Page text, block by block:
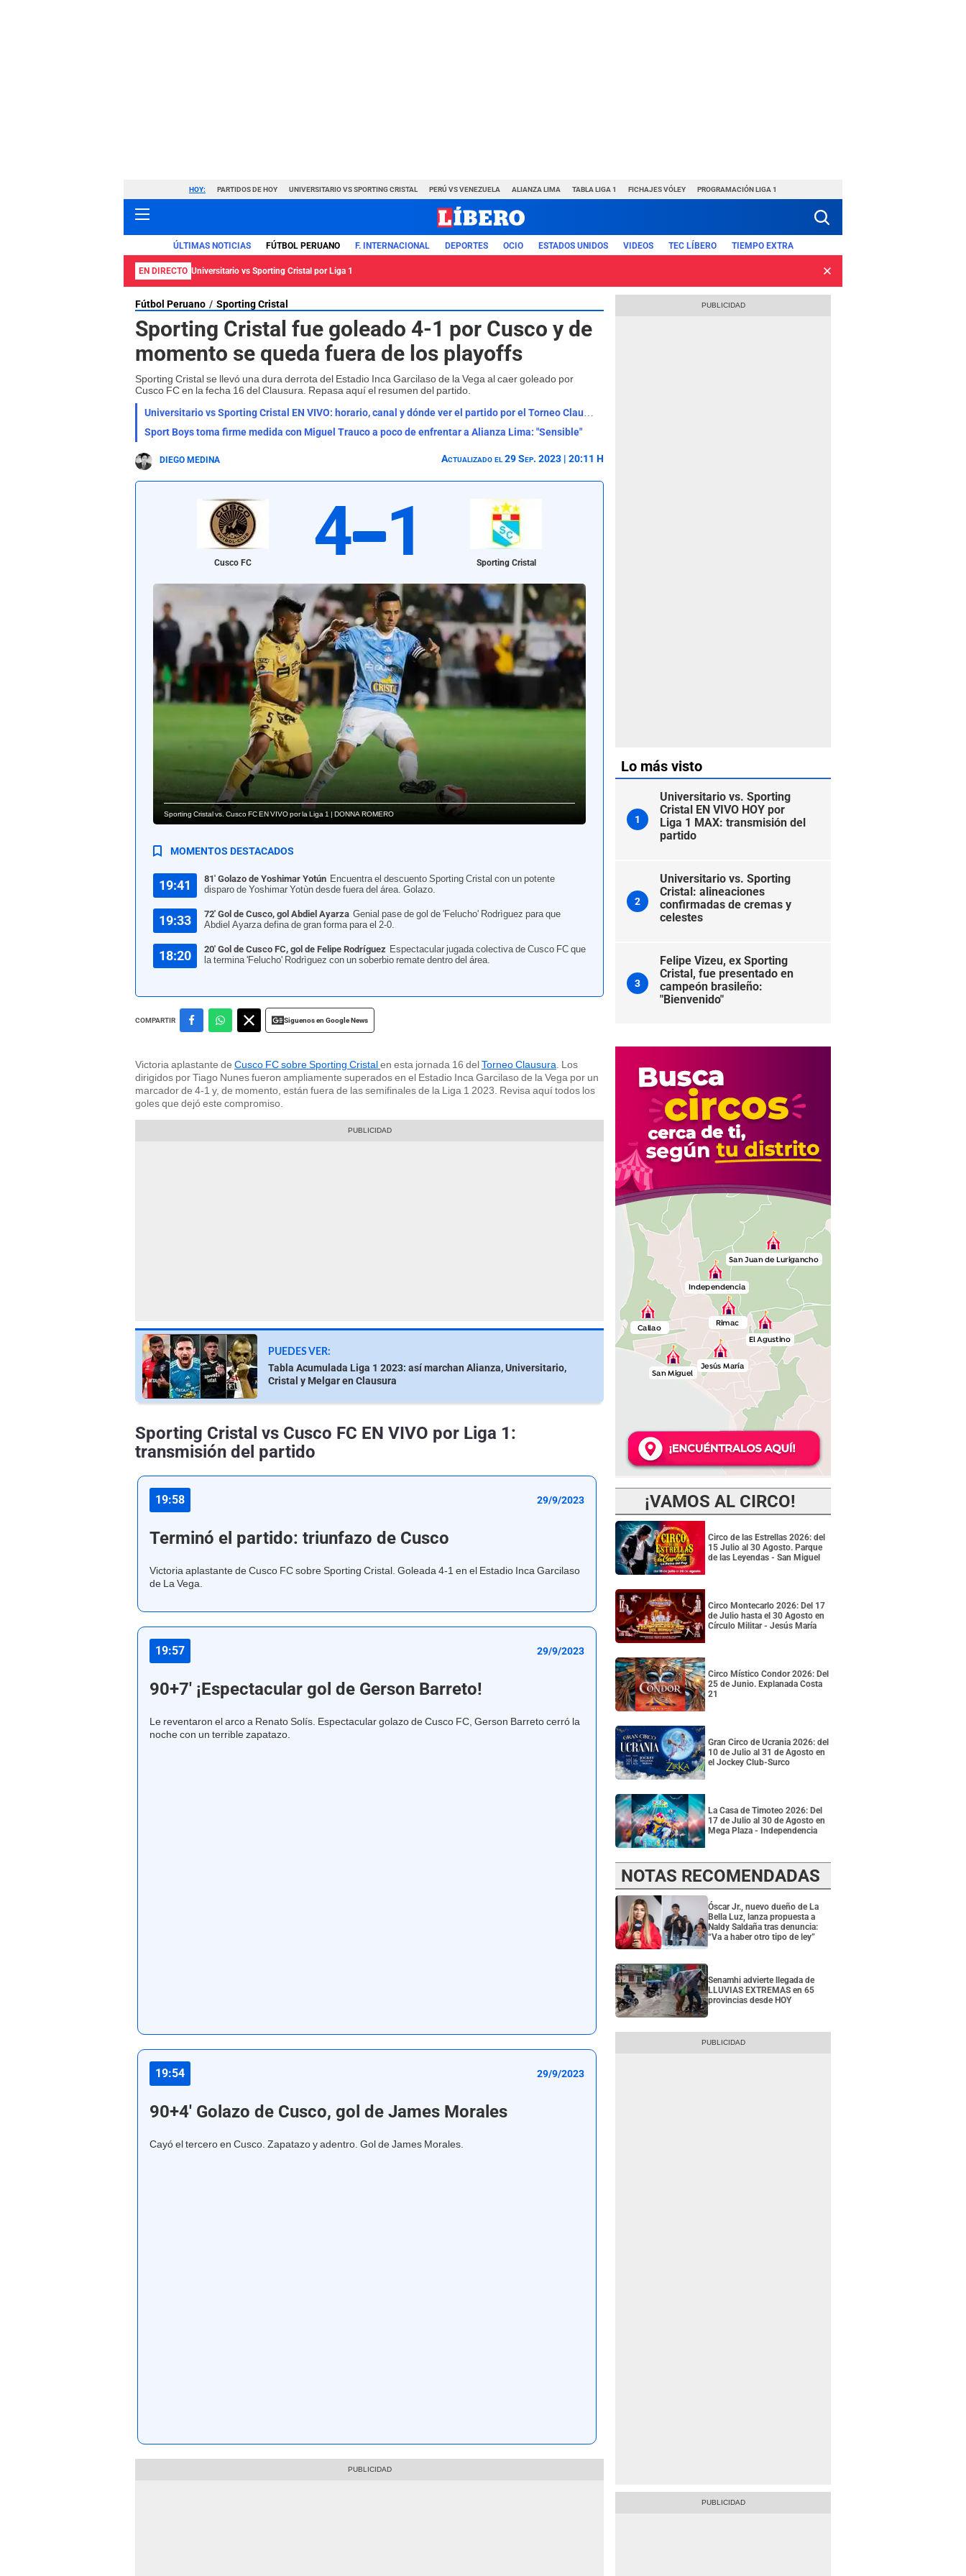
HOY: PARTIDOS DE HOY UNIVERSITARIO VS SPORTING CRISTAL PERÚ VS VENEZUELA ALIANZA LIMA TABLA LIGA 1 FICHAJES VÓLEY PROGRAMACIÓN LIGA 1
ÚLTIMAS NOTICIAS FÚTBOL PERUANO F. INTERNACIONAL DEPORTES OCIO ESTADOS UNIDOS VIDEOS TEC LÍBERO TIEMPO EXTRA
EN DIRECTO Universitario vs Sporting Cristal por Liga 1
Fútbol Peruano Sporting Cristal
Sporting Cristal fue goleado 4-1 por Cusco y de
momento se queda fuera de los playoffs
Sporting Cristal se llevó una dura derrota del Estadio Inca Garcilaso de la Vega al caer goleado por
Cusco FC en la fecha 16 del Clausura. Repasa aquí el resumen del partido.
Universitario vs Sporting Cristal EN VIVO: horario, canal y dónde ver el partido por el Torneo Clausura
Sport Boys toma firme medida con Miguel Trauco a poco de enfrentar a Alianza Lima: "Sensible"
DIEGO MEDINA Actualizado el 29 Sep. 2023 | 20:11 H
Cusco FC 4 1 Sporting Cristal
Sporting Cristal vs. Cusco FC EN VIVO por la Liga 1 | DONNA ROMERO
MOMENTOS DESTACADOS
19:41 81' Golazo de Yoshimar Yotún Encuentra el descuento Sporting Cristal con un potente
disparo de Yoshimar Yotùn desde fuera del área. Golazo.
19:33 72' Gol de Cusco, gol Abdiel Ayarza Genial pase de gol de 'Felucho' Rodrìguez para que
Abdiel Ayarza defina de gran forma para el 2-0.
18:20 20' Gol de Cusco FC, gol de Felipe Rodríguez Espectacular jugada colectiva de Cusco FC que
la termina 'Felucho' Rodrìguez con un soberbio remate dentro del área.
COMPARTIR Siguenos en Google News
Victoria aplastante de Cusco FC sobre Sporting Cristalen esta jornada 16 delTorneo Clausura. Los
dirigidos por Tiago Nunes fueron ampliamente superados en el Estadio Inca Garcilaso de la Vega por un
marcador de 4-1 y, de momento, están fuera de las semifinales de la Liga 1 2023. Revisa aquí todos los
goles que dejó este compromiso.
PUEDES VER:
Tabla Acumulada Liga 1 2023: así marchan Alianza, Universitario,
Cristal y Melgar en Clausura
Sporting Cristal vs Cusco FC EN VIVO por Liga 1:
transmisión del partido
19:58 29/9/2023
Terminó el partido: triunfazo de Cusco
Victoria aplastante de Cusco FC sobre Sporting Cristal. Goleada 4-1 en el Estadio Inca Garcilaso
de La Vega.
19:57 29/9/2023
90+7' ¡Espectacular gol de Gerson Barreto!
Le reventaron el arco a Renato Solís. Espectacular golazo de Cusco FC, Gerson Barreto cerró la
noche con un terrible zapatazo.
19:54 29/9/2023
90+4' Golazo de Cusco, gol de James Morales
Cayó el tercero en Cusco. Zapatazo y adentro. Gol de James Morales.
Lo más visto
1
Universitario vs. Sporting
Cristal EN VIVO HOY por
Liga 1 MAX: transmisión del
partido
2
Universitario vs. Sporting
Cristal: alineaciones
confirmadas de cremas y
celestes
3
Felipe Vizeu, ex Sporting
Cristal, fue presentado en
campeón brasileño:
"Bienvenido"
¡VAMOS AL CIRCO!
Circo de las Estrellas 2026: del
15 Julio al 30 Agosto. Parque
de las Leyendas - San Miguel
Circo Montecarlo 2026: Del 17
de Julio hasta el 30 Agosto en
Círculo Militar - Jesús María
Circo Místico Condor 2026: Del
25 de Junio. Explanada Costa
21
Gran Circo de Ucrania 2026: del
10 de Julio al 31 de Agosto en
el Jockey Club-Surco
La Casa de Timoteo 2026: Del
17 de Julio al 30 de Agosto en
Mega Plaza - Independencia
NOTAS RECOMENDADAS
Óscar Jr., nuevo dueño de La
Bella Luz, lanza propuesta a
Naldy Saldaña tras denuncia:
“Va a haber otro tipo de ley”
Senamhi advierte llegada de
LLUVIAS EXTREMAS en 65
provincias desde HOY